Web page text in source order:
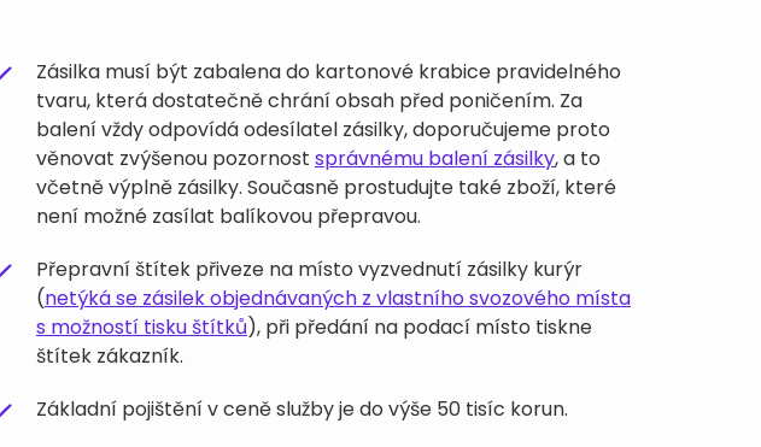
Zásilka musí být zabalena do kartonové krabice pravidelného
tvaru, která dostatečně chrání obsah před poničením. Za
balení vždy odpovídá odesílatel zásilky, doporučujeme proto
věnovat zvýšenou pozornost správnému balení zásilky, a to
včetně výplně zásilky. Současně prostudujte také zboží, které
není možné zasílat balíkovou přepravou.
Přepravní štítek přiveze na místo vyzvednutí zásilky kurýr
(netýká se zásilek objednávaných z vlastního svozového místa
s možností tisku štítků), při předání na podací místo tiskne
štítek zákazník.
Základní pojištění v ceně služby je do výše 50 tisíc korun.